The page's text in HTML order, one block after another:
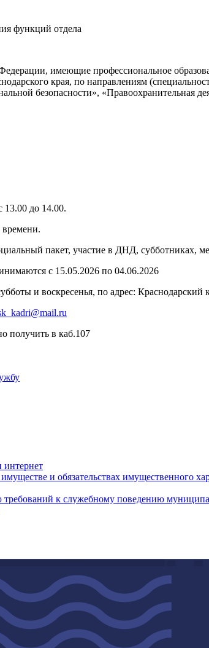
функций отдела
имеющие профессиональное
края, по направлениям
безопасности», «Правоохранительная
13.00 до 14.00.
времени.
пакет, участие в ДНД, субботниках,
с 15.05.2026 по 04.06.2026
и воскресенья, по адрес:
получить в каб.107
интернет
и обязательствах имущественного
к служебному поведению